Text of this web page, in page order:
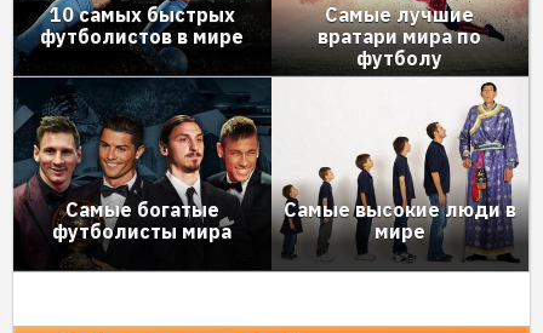
10 самых быстрых
футболистов в мире
Самые лучшие
вратари мира по
футболу
Самые богатые
футболисты мира
Самые высокие люди в
мире